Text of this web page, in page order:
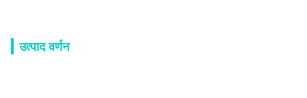
उत्पाद वर्णन